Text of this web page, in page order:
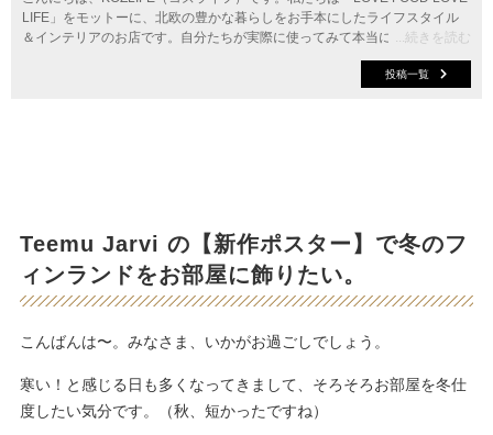
...続きを読む
LIFE」をモットーに、北欧の豊かな暮らしをお手本にしたライフスタイル
＆インテリアのお店です。自分たちが実際に使ってみて本当に「良い！」と
思ったモノをセレクト。日々の暮らしに取り入れやすいアイテムを揃えてい
投稿一覧
Teemu Jarvi の【新作ポスター】で冬のフ
ィンランドをお部屋に飾りたい。
こんばんは〜。みなさま、いかがお過ごしでしょう。
寒い！と感じる日も多くなってきまして、そろそろお部屋を冬仕
度したい気分です。（秋、短かったですね）